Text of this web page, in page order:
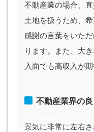
不動産業の場合、
土地を扱うため、
感謝の言葉をいた
ります。また、大
入面でも高収入が期
不動産業界の
景気に非常に左右